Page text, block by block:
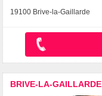
19100 Brive-la-Gaillarde
BRIVE-LA-GAILLARDE